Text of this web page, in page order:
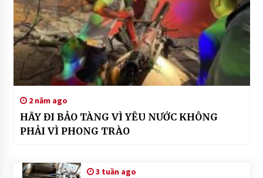
2 năm ago
HÃY ĐI BẢO TÀNG VÌ YÊU NƯỚC KHÔNG
PHẢI VÌ PHONG TRÀO
3 tuần ago